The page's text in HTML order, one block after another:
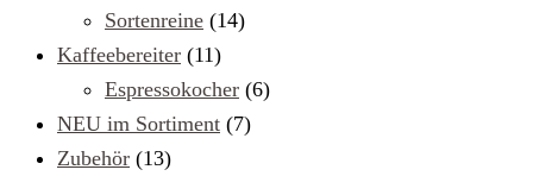
Sortenreine (14)
Kaffeebereiter (11)
Espressokocher (6)
NEU im Sortiment (7)
Zubehör (13)